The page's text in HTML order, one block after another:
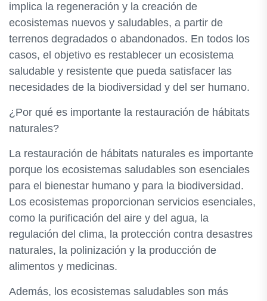
implica la regeneración y la creación de
ecosistemas nuevos y saludables, a partir de
terrenos degradados o abandonados. En todos los
casos, el objetivo es restablecer un ecosistema
saludable y resistente que pueda satisfacer las
necesidades de la biodiversidad y del ser humano.
¿Por qué es importante la restauración de hábitats
naturales?
La restauración de hábitats naturales es importante
porque los ecosistemas saludables son esenciales
para el bienestar humano y para la biodiversidad.
Los ecosistemas proporcionan servicios esenciales,
como la purificación del aire y del agua, la
regulación del clima, la protección contra desastres
naturales, la polinización y la producción de
alimentos y medicinas.
Además, los ecosistemas saludables son más